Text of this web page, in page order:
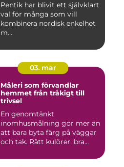
Pentik har blivit ett självklart
val för många som vill
kombinera nordisk enkelhet
m...
03. mar
Måleri som förvandlar
hemmet från tråkigt till
trivsel
En genomtänkt
inomhusmålning gör mer än
att bara byta färg på väggar
och tak. Rätt kulörer, bra